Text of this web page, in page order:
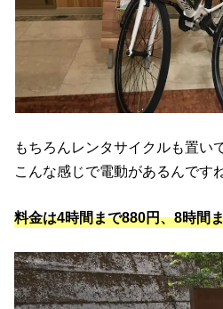
もちろんレンタサイクルも置い
こんな感じで電動があるんです
料金は4時間まで880円、8時間